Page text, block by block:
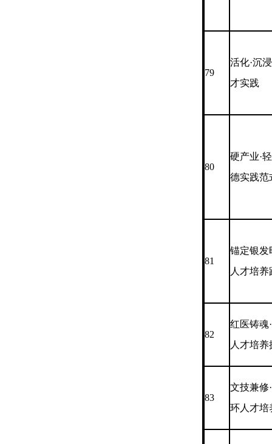
79
活化·沉
才实践
80
硬产业·
德实践
81
锚定银
人才培
82
红医铸魂
人才培
83
文技兼修
环人才